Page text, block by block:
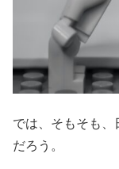
では、そもそも
だろう。